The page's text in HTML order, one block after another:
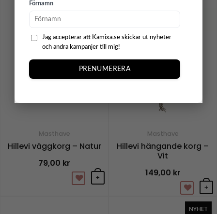
Förnamn
Jag accepterar att Kamixa.se skickar ut nyheter
och andra kampanjer till mig!
PRENUMERERA
har
flera
varianter.
De
Masthave
Hillevi väggkorg – Natur
79,00 kr
+
Masthave
Hillevi hängande korg –
Vit
149,00 kr
+
NYHET